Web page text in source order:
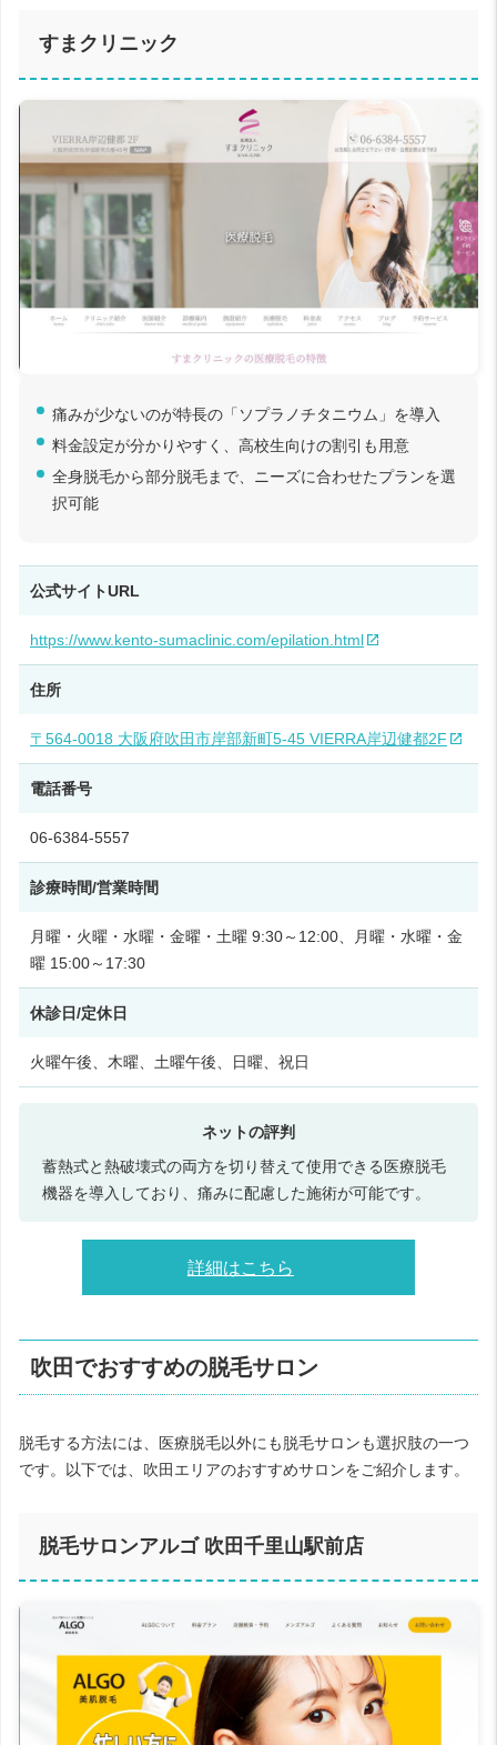
すまクリニック
痛みが少ないのが特長の「ソプラノチタニウム」を導入
料金設定が分かりやすく、高校生向けの割引も用意
全身脱毛から部分脱毛まで、ニーズに合わせたプランを選
択可能
公式サイトURL
https://www.kento-sumaclinic.com/epilation.html
住所
〒564-0018 大阪府吹田市岸部新町5-45 VIERRA岸辺健都2F
電話番号
06-6384-5557
診療時間/営業時間
月曜・火曜・水曜・金曜・土曜 9:30～12:00、月曜・水曜・金
曜 15:00～17:30
休診日/定休日
火曜午後、木曜、土曜午後、日曜、祝日
蓄熱式と熱破壊式の両方を切り替えて使用できる医療脱毛
機器を導入しており、痛みに配慮した施術が可能です。
詳細はこちら
吹田でおすすめの脱毛サロン
脱毛する方法には、医療脱毛以外にも脱毛サロンも選択肢の一つ
です。以下では、吹田エリアのおすすめサロンをご紹介します。
脱毛サロンアルゴ 吹田千里山駅前店